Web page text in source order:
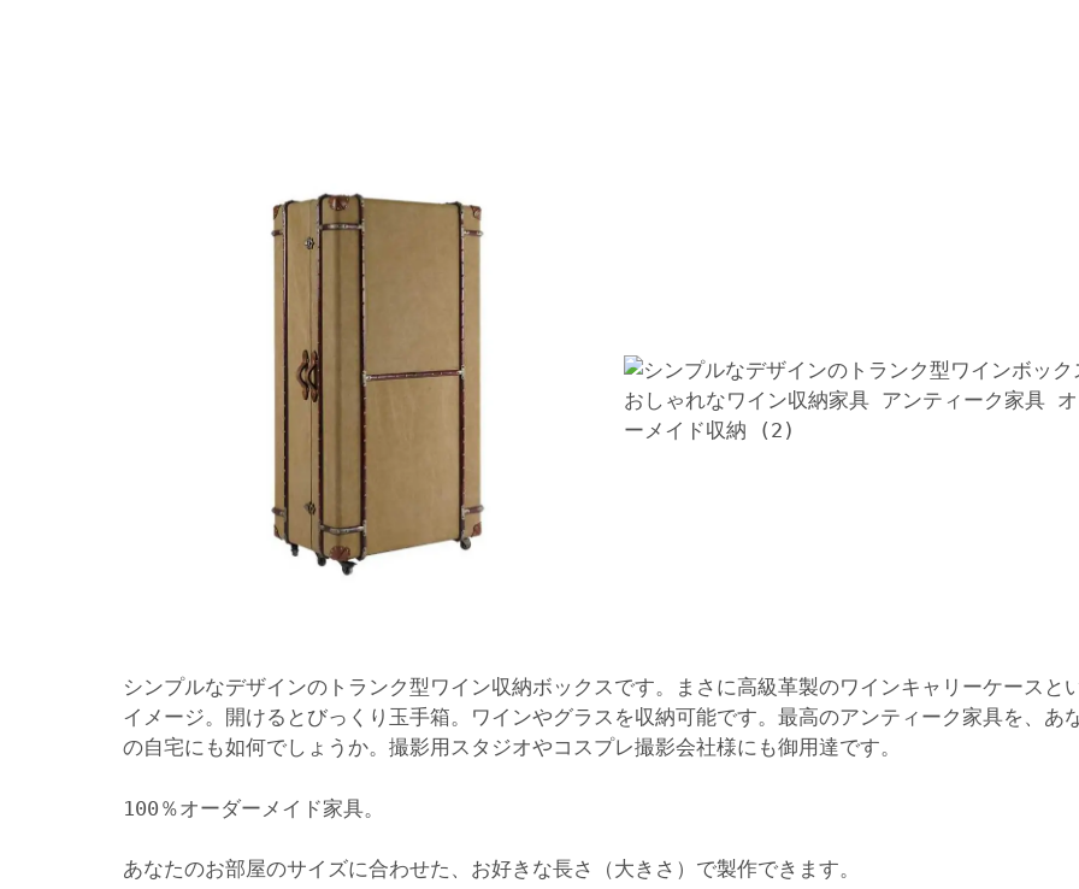
シンプルなデザインのトランク型ワイン収納ボックスです。まさに高級革製のワインキャリーケースと
イメージ。開けるとびっくり玉手箱。ワインやグラスを収納可能です。最高のアンティーク家具を、あ
の自宅にも如何でしょうか。撮影用スタジオやコスプレ撮影会社様にも御用達です。
100％オーダーメイド家具。
あなたのお部屋のサイズに合わせた、お好きな長さ（大きさ）で製作できます。